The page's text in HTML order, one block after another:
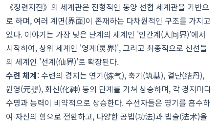
《청련지전》의 세계관은 전형적인 동양 선협 세계관을 기반으
로 하며, 여러 계면(界面)이 존재하는 다차원적인 구조를 가지고
있다. 이야기는 가장 낮은 단계의 세계인 '인간계(人间界)'에서
시작하여, 상위 세계인 '영계(灵界)', 그리고 최종적으로 신선들
의 세계인 '선계(仙界)'로 확장된다.
수련 체계: 수련의 경지는 연기(炼气), 축기(筑基), 결단(结丹),
원영(元婴), 화신(化神) 등의 단계를 거쳐 상승하며, 각 경지마다
수명과 능력이 비약적으로 상승한다. 수선자들은 영기를 흡수하
여 자신의 힘으로 전환하고, 다양한 공법(功法)과 법술(法术)을